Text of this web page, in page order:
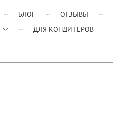
БЛОГ ОТЗЫВЫ
ДЛЯ КОНДИТЕРОВ